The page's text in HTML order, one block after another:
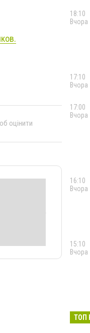
оцінити
18:10
Вчора
17:10
Вчора
17:00
Вчора
16:10
Вчора
15:10
Вчора
ТОП